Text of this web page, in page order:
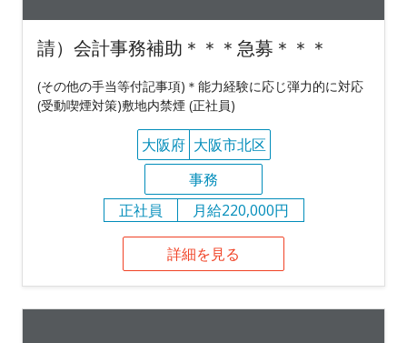
請）会計事務補助＊＊＊急募＊＊＊
(その他の手当等付記事項)＊能力経験に応じ弾力的に対応
(受動喫煙対策)敷地内禁煙 (正社員)
大阪府 大阪市北区
事務
正社員
月給220,000円
詳細を見る